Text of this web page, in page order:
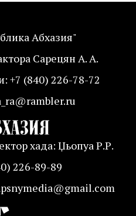
Абхазия"
Сарецян А. А.
+7 (840) 226-78-72
хада: Џьопуа Р.Р.
226-89-89